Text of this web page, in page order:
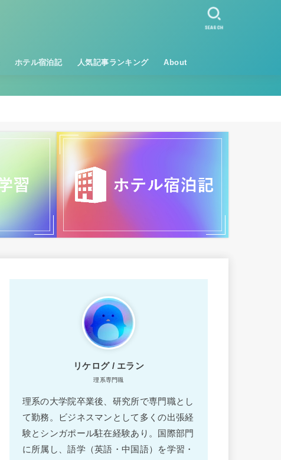
ホテル宿泊記 人気記事ランキング About
SEARCH
リケログ / エラン
理系専門職
理系の大学院卒業後、研究所で専門職とし
て勤務。ビジネスマンとして多くの出張経
験とシンガポール駐在経験あり。国際部門
に所属し、語学（英語・中国語）を学習・